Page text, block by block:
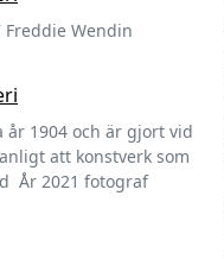
Freddie Wendin
år 1904 och är gjort vid
att konstverk som
År 2021 fotograf